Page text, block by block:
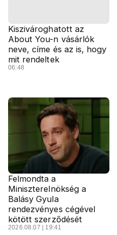
Kiszivároghatott az
About You-n vásárlók
neve, címe és az is, hogy
mit rendeltek
06:48
Felmondta a
Miniszterelnökség a
Balásy Gyula
rendezvényes cégével
kötött szerződését
2026.08.07 | 19:41